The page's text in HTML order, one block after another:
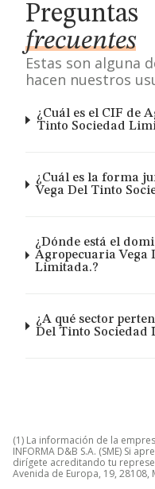
Preguntas
frecuentes
Estas son alguna
hacen nuestros
¿Cuál es el CIF de
Tinto Sociedad
¿Cuál es la forma
Vega Del Tinto
¿Dónde está el
Agropecuaria Vega
Limitada.?
¿A qué sector
Del Tinto Sociedad
(1) La información de la
INFORMA D&B S.A. (SME) Si
dirígete acreditando tu
Avenida de Europa, 19, 28108,